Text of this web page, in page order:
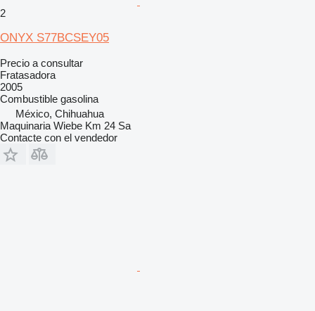
2
ONYX S77BCSEY05
Precio a consultar
Fratasadora
2005
Combustible gasolina
México, Chihuahua
Maquinaria Wiebe Km 24 Sa
Contacte con el vendedor